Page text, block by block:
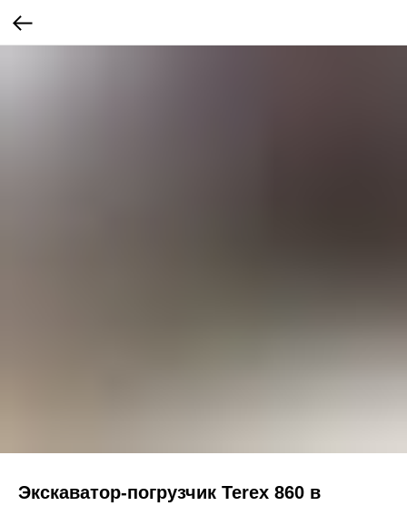
Экскаватор-погрузчик Terex 860 в